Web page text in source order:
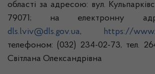
області за адресою: вул.
79071; на електронну
dls.lviv@dls.gov.ua, https://
телефоном: (032) 234-02-73, тел.
Світлана Олександрівна